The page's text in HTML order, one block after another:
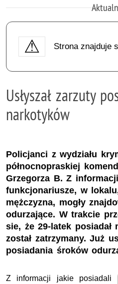
Strona znajduje
Usłyszał zarzuty
narkotyków
Policjanci z wydziału
północnopraskiej
Grzegorza B. Z
funkcjonariusze, w
mężczyzna, mogły
odurzające. W trakcie
sie, że 29-latek posiadał
został zatrzymany. Już
posiadania śroków
Z informacji jakie posiadali